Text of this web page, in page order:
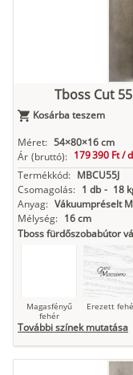
Antracit Matt fekete
Tboss Cut
Kosárba teszem
Méret: 54×80×16 cm
Ár (bruttó): 179 390 Ft /
Termékkód: MBCU55J
Csomagolás: 1 db - 18
Anyag: Vákuumpréselt
Mélység: 16 cm
Tboss fürdőszobabútor
Magasfényű
fehér
Erezett
További színek mutatása